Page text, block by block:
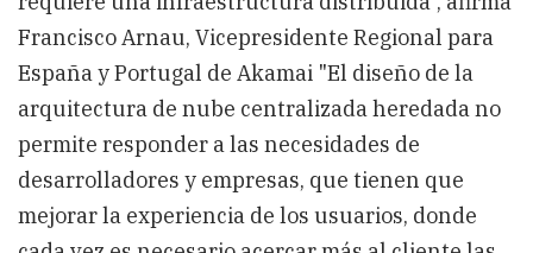
Francisco Arnau, Vicepresidente Regional para
España y Portugal de Akamai "El diseño de la
arquitectura de nube centralizada heredada no
permite responder a las necesidades de
desarrolladores y empresas, que tienen que
mejorar la experiencia de los usuarios, donde